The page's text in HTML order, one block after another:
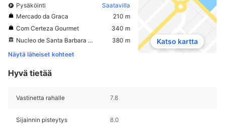
Pysäköinti
Saatavilla
Mercado da Graca
210 m
Com Certeza Gourmet
340 m
Nucleo de Santa Barbara do Museu Carlos Machado
380 m
Näytä läheiset kohteet
Katso kartta
Hyvä tietää
Vastinetta rahalle 7.8
Sijainnin pisteytys 8.0